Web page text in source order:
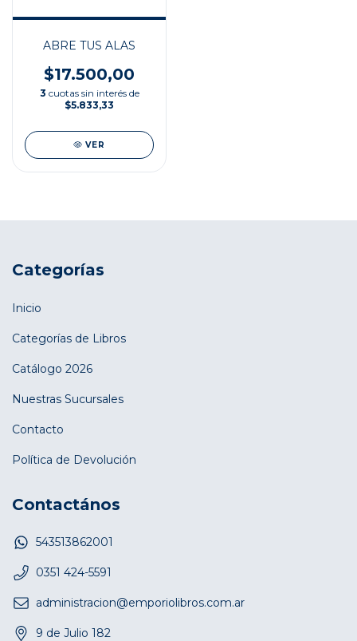
ABRE TUS ALAS
$17.500,00
3 cuotas sin interés de
$5.833,33
VER
Categorías
Inicio
Categorías de Libros
Catálogo 2026
Nuestras Sucursales
Contacto
Política de Devolución
Contactános
543513862001
0351 424-5591
administracion@emporiolibros.com.ar
9 de Julio 182